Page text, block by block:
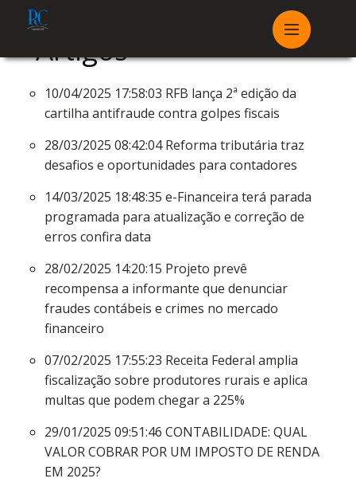
Artigos
10/04/2025 17:58:03 RFB lança 2ª edição da
cartilha antifraude contra golpes fiscais
28/03/2025 08:42:04Reforma tributária traz
desafios e oportunidades para contadores
14/03/2025 18:48:35 e-Financeira terá parada
programada para atualização e correção de
erros confira data
28/02/2025 14:20:15 Projeto prevê
recompensa a informante que denunciar
fraudes contábeis e crimes no mercado
financeiro
07/02/2025 17:55:23 Receita Federal amplia
fiscalização sobre produtores rurais e aplica
multas que podem chegar a 225%
29/01/2025 09:51:46 CONTABILIDADE: QUAL
VALOR COBRAR POR UM IMPOSTO DE RENDA
EM 2025?